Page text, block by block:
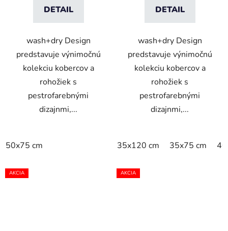
DETAIL
wash+dry Design
predstavuje výnimočnú
kolekciu kobercov a
rohožiek s
pestrofarebnými
dizajnmi,...
50x75 cm
DETAIL
wash+dry Design
predstavuje výnimočnú
kolekciu kobercov a
rohožiek s
pestrofarebnými
dizajnmi,...
35x120 cm 35x75 cm
AKCIA AKCIA